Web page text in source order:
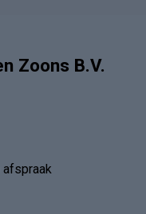
Zoons B.V.
afspraak